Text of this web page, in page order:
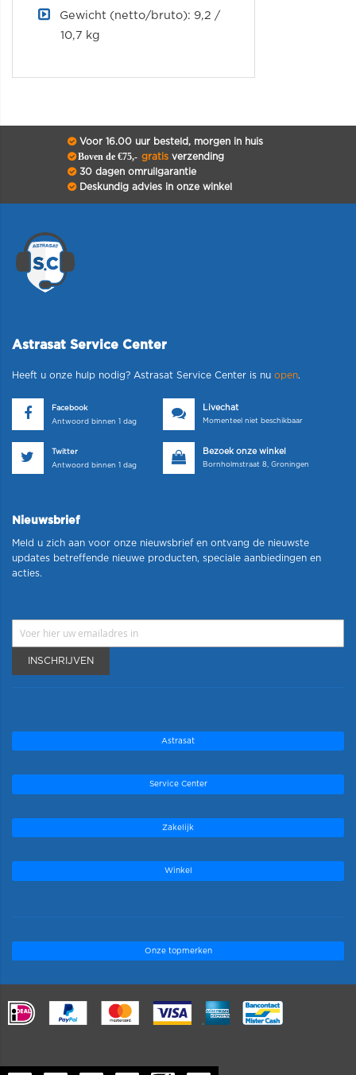
Gewicht (netto/bruto): 9,2 /
10,7 kg
Voor 16.00 uur besteld, morgen in huis
Boven de €75,- gratisverzending
30 dagen omruilgarantie
Deskundig advies in onze winkel
Astrasat Service Center
Heeft u onze hulp nodig? Astrasat Service Center is nu open.
Facebook
Antwoord binnen 1 dag
Livechat
Momenteel niet beschikbaar
Twitter
Antwoord binnen 1 dag
Bezoek onze winkel
Bornholmstraat 8, Groningen
Nieuwsbrief
Meld u zich aan voor onze nieuwsbrief en ontvang de nieuwste
updates betreffende nieuwe producten, speciale aanbiedingen en
acties.
INSCHRIJVEN
Astrasat
Service Center
Zakelijk
Winkel
Onze topmerken
.